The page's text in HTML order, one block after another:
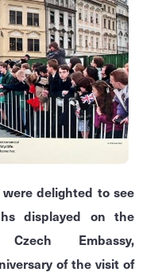
delighted to see
displayed on the
Embassy,
of the visit of